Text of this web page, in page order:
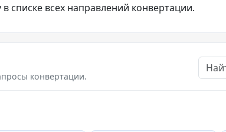
всех направлений конвертации.
конвертации.